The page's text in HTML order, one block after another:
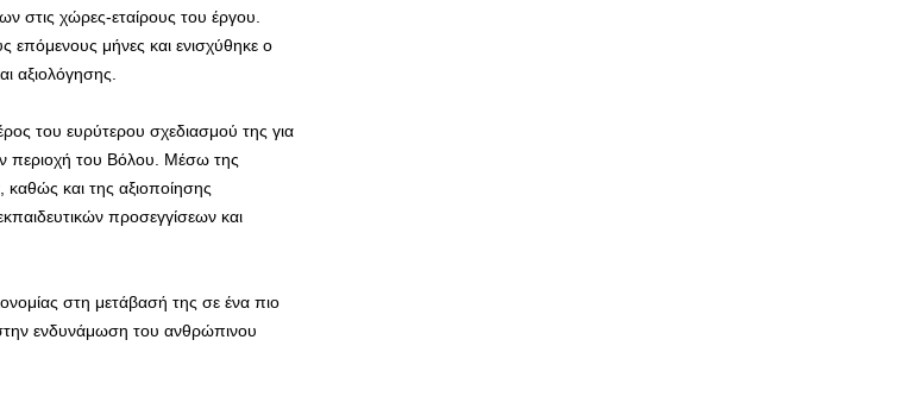
στις χώρες-εταίρους του έργου.
επόμενους μήνες και ενισχύθηκε ο
αξιολόγησης.
του ευρύτερου σχεδιασμού της για
περιοχή του Βόλου. Μέσω της
καθώς και της αξιοποίησης
προσεγγίσεων και
στη μετάβασή της σε ένα πιο
ενδυνάμωση του ανθρώπινου